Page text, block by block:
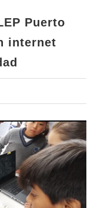
Puerto
internet